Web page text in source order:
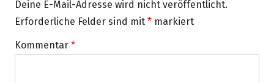
Deine E-Mail-Adresse wird nicht veröffentlicht.
Erforderliche Felder sind mit * markiert
Kommentar *